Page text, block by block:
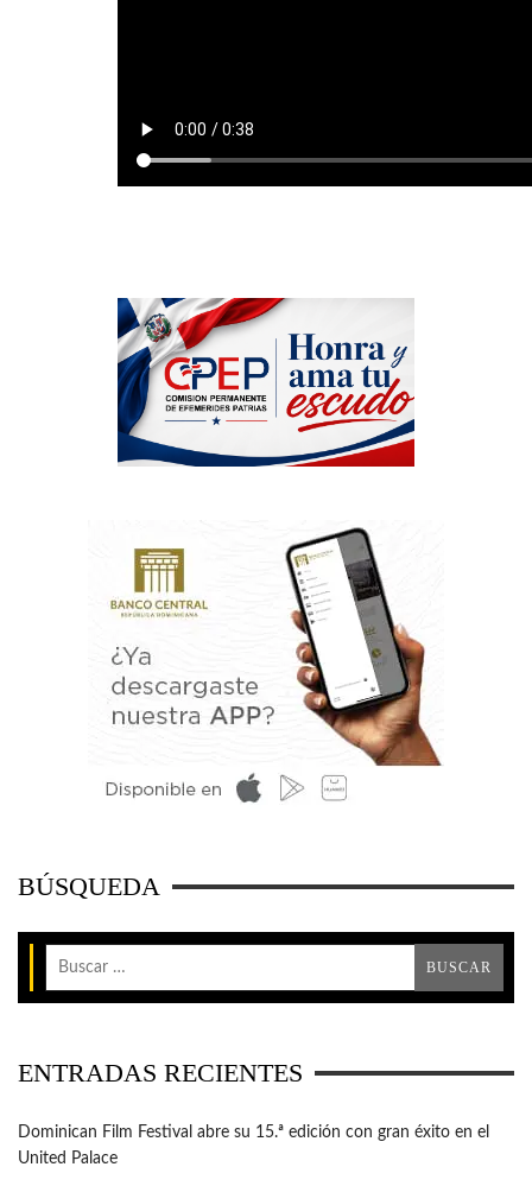
BÚSQUEDA
ENTRADAS RECIENTES
Dominican Film Festival abre su 15.ª edición con gran éxito en el
United Palace